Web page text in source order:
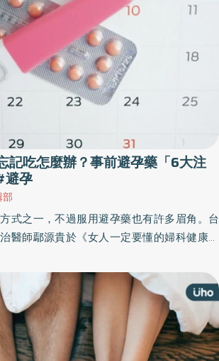
記吃怎麼辦？事前避孕藥「6大注
避孕
部
式之一，不過服用避孕藥也有許多眉角。台
醫師鄢源貴於《女人一定要懂的婦科健康》
⋯等，幫助讀者辨識身體警訊，保護自己免受
診。以下為原書摘文：